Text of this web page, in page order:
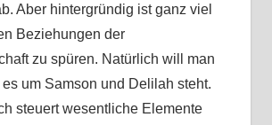
Aber hintergründig ist ganz viel
Beziehungen der
zu spüren. Natürlich will man
um Samson und Delilah steht.
steuert wesentliche Elemente